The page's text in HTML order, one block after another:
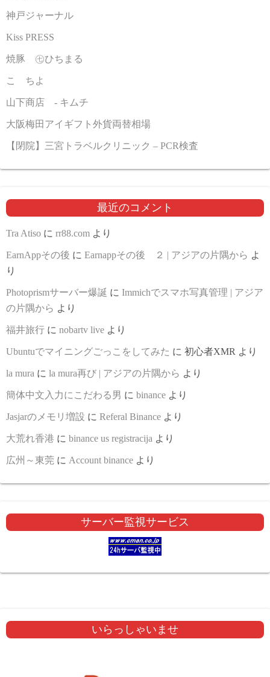
神戸ジャーナル
Kiss PRESS
焼豚 ㊆ひちまる
こゝちよ
山下商店 - キムチ
大阪梅田アイギフト外貨両替相場
【閉院】三宮トラベルクリニック – PCR検査
最近のコメント
Tra Atiso に rr88.com より
EarnAppその後 に Earnappその後 ２ | アジアの片隅から よ
り
Photoprismサーバー爆誕 に Immichでスマホ写真管理 | アジア
の片隅から より
福井旅行 に nobartv live より
Ubuntuでマイニングごっこをしてみた に 初心者XMR より
la mura に la mura再び | アジアの片隅から より
簡体中文入力にこだわる男 に binance より
Jasjarのメモリ増設 に Referal Binance より
大荒れ香港 に binance us registracija より
広州～東莞 に Account binance より
サーバー監視サービス
いらっしゃいませ